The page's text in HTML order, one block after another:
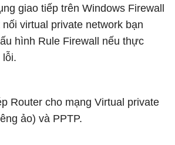
giao tiếp trên Windows Firewall
virtual private network bạn
hình Rule Firewall nếu thực
lỗi.
Router cho mạng Virtual private
ảo) và PPTP.